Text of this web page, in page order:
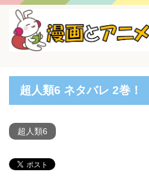
超人類6 ネタバレ 2巻！
超人類6